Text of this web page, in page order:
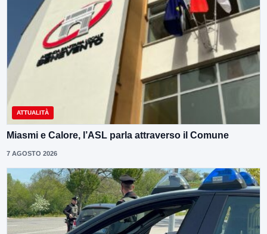
ATTUALITÀ
Miasmi e Calore, l’ASL parla attraverso il Comune
7 AGOSTO 2026